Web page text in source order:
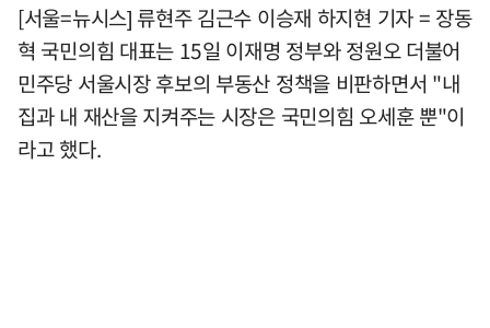
[서울=뉴시스] 류현주 김근수 이승재 하지현 기자 = 장동
혁 국민의힘 대표는 15일 이재명 정부와 정원오 더불어
민주당 서울시장 후보의 부동산 정책을 비판하면서 "내
집과 내 재산을 지켜주는 시장은 국민의힘 오세훈 뿐"이
라고 했다.